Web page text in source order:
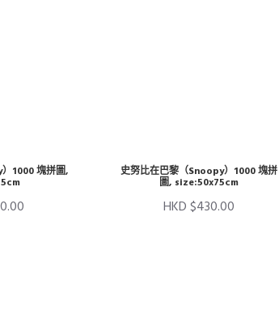
1000 塊拼圖,
史努比在巴黎（Snoopy）1000 塊拼
圖, size:50x75cm
HKD $430.00